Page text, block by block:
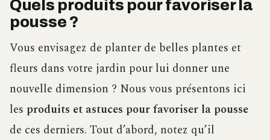
Quels produits pour favoriser la
pousse ?
Vous envisagez de planter de belles plantes et
fleurs dans votre jardin pour lui donner une
nouvelle dimension ? Nous vous présentons ici
les produits et astuces pour favoriser la pousse
de ces derniers. Tout d’abord, notez qu’il